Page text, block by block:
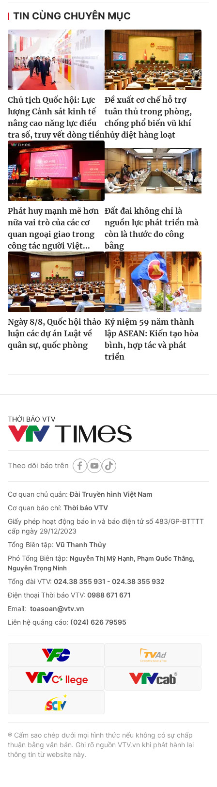
TIN CÙNG CHUYÊN MỤC
Chủ tịch Quốc hội: Lực
lượng Cảnh sát kinh tế
nâng cao năng lực điều
tra số, truy vết dòng tiền
Đề xuất cơ chế hỗ trợ
tuân thủ trong phòng,
chống phổ biến vũ khí
hủy diệt hàng loạt
Phát huy mạnh mẽ hơn
nữa vai trò của các cơ
quan ngoại giao trong
công tác người Việt...
Đất đai không chỉ là
nguồn lực phát triển mà
còn là thước đo công
bằng
Ngày 8/8, Quốc hội thảo
luận các dự án Luật về
quân sự, quốc phòng
Kỷ niệm 59 năm thành
lập ASEAN: Kiến tạo hòa
bình, hợp tác và phát
triển
THỜI BÁO VTV
Theo dõi báo trên
Cơ quan chủ quản:Đài Truyền hình Việt Nam
Cơ quan báo chí: Thời báo VTV
Giấy phép hoạt động báo in và báo điện tử số 483/GP-BTTTT
cấp ngày 29/12/2023
Tổng Biên tập: Vũ Thanh Thủy
Phó Tổng Biên tập: Nguyễn Thị Mỹ Hạnh, Phạm Quốc Thắng,
Nguyễn Trọng Ninh
Tổng đài VTV: 024.38 355 931 - 024.38 355 932
Ðiện thoại Thời báo VTV: 0988 671 671
Email: toasoan@vtv.vn
Liên hệ quảng cáo: (024) 626 79595
® Cấm sao chép dưới mọi hình thức nếu không có sự chấp
thuận bằng văn bản. Ghi rõ nguồn VTV.vn khi phát hành lại
thông tin từ website này.